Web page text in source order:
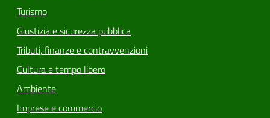
Turismo
Giustizia e sicurezza pubblica
Tributi, finanze e contravvenzioni
Cultura e tempo libero
Ambiente
Imprese e commercio